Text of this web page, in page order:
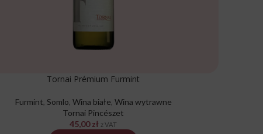
Tornai Prémium Furmint
Furmint, Somlo, Wina białe, Wina wytrawne
Tornai Pincészet
45,00zł z VAT